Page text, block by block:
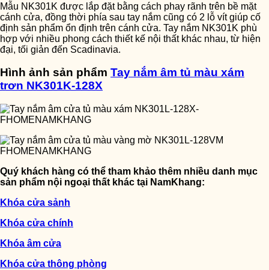
Mẫu NK301K được lắp đặt bằng cách phay rãnh trên bề mặt
cánh cửa, đồng thời phía sau tay nắm cũng có 2 lỗ vít giúp cố
định sản phẩm ổn định trên cánh cửa. Tay nắm NK301K phù
hợp với nhiều phong cách thiết kế nội thất khác nhau, từ hiện
đại, tối giản đến Scadinavia.
Hình ảnh sản phẩm Tay nắm âm tủ màu xám
trơn NK301K-128X
Quý khách hàng có thể tham khảo thêm nhiều danh mục
sản phẩm nội ngoại thất khác tại NamKhang:
Khóa cửa sảnh
Khóa cửa chính
Khóa âm cửa
Khóa cửa thông phòng